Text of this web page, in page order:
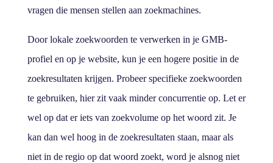
vragen die mensen stellen aan zoekmachines.
Door lokale zoekwoorden te verwerken in je GMB-
profiel en op je website, kun je een hogere positie in de
zoekresultaten krijgen. Probeer specifieke zoekwoorden
te gebruiken, hier zit vaak minder concurrentie op. Let er
wel op dat er iets van zoekvolume op het woord zit. Je
kan dan wel hoog in de zoekresultaten staan, maar als
niet in de regio op dat woord zoekt, word je alsnog niet